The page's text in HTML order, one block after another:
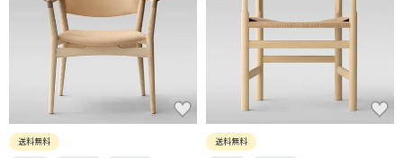
送料無料
送料無料